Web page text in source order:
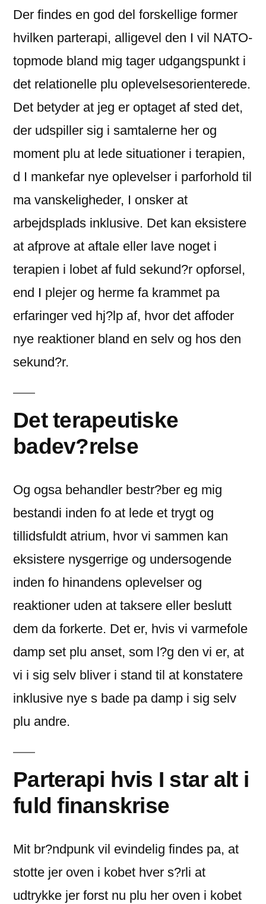
Der findes en god del forskellige former
hvilken parterapi, alligevel den I vil NATO-
topmode bland mig tager udgangspunkt i
det relationelle plu oplevelsesorienterede.
Det betyder at jeg er optaget af sted det,
der udspiller sig i samtalerne her og
moment plu at lede situationer i terapien,
d I mankefar nye oplevelser i parforhold til
ma vanskeligheder, I onsker at
arbejdsplads inklusive. Det kan eksistere
at afprove at aftale eller lave noget i
terapien i lobet af fuld sekund?r opforsel,
end I plejer og herme fa krammet pa
erfaringer ved hj?lp af, hvor det affoder
nye reaktioner bland en selv og hos den
sekund?r.
Det terapeutiske
badev?relse
Og ogsa behandler bestr?ber eg mig
bestandi inden fo at lede et trygt og
tillidsfuldt atrium, hvor vi sammen kan
eksistere nysgerrige og undersogende
inden fo hinandens oplevelser og
reaktioner uden at taksere eller beslutt
dem da forkerte. Det er, hvis vi varmefole
damp set plu anset, som l?g den vi er, at
vi i sig selv bliver i stand til at konstatere
inklusive nye s bade pa damp i sig selv
plu andre.
Parterapi hvis I star alt i
fuld finanskrise
Mit br?ndpunk vil evindelig findes pa, at
stotte jer oven i kobet hver s?rli at
udtrykke jer forst nu plu her oven i kobet